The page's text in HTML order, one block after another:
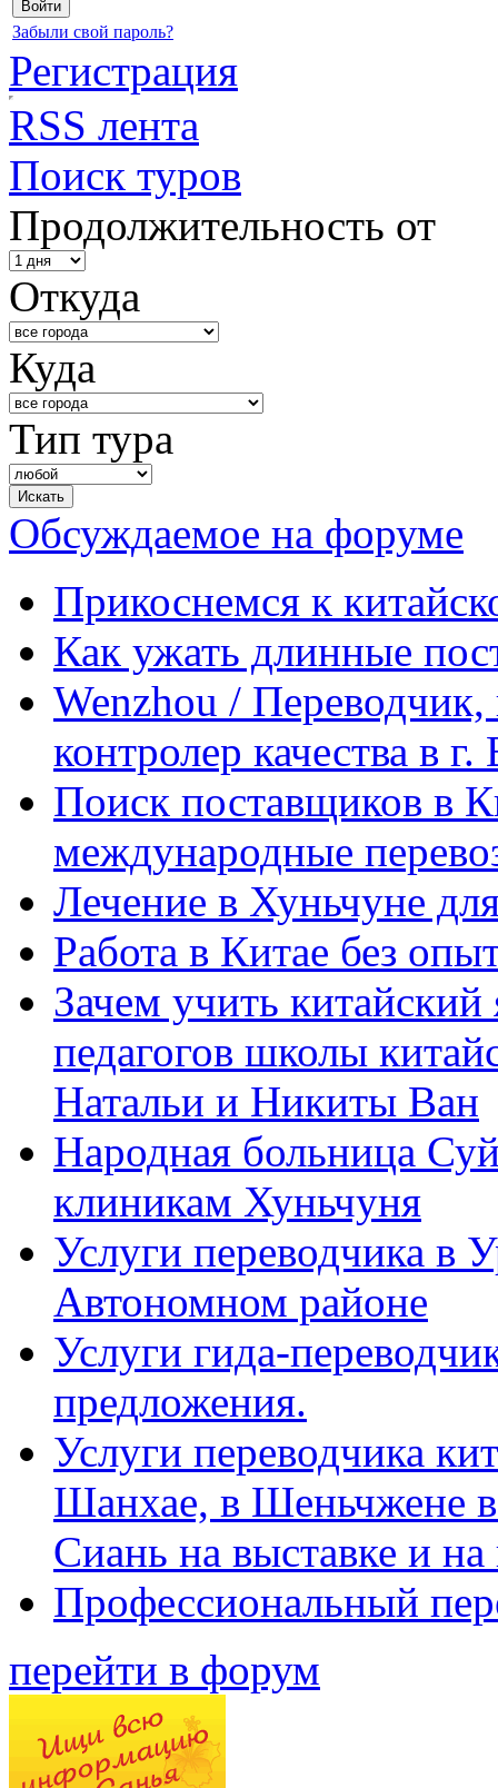
Забыли свой пароль?
Регистрация
RSS лента
Поиск туров
Продолжительность от
Откуда
Куда
Тип тура
Обсуждаемое на форуме
Прикоснемся к
Как ужать длинные
Wenzhou / Переводчик,
контролер качества в
Поиск поставщиков в
международные
Лечение в Хуньчуне
Работа в Китае без
Зачем учить
педагогов школы
Натальи и Никиты Ван
Народная больница
клиникам Хуньчуня
Услуги переводчика в
Автономном районе
Услуги гида-
предложения.
Услуги переводчика
Шанхае, в Шеньчжене
Сиань на выставке и
Профессиональный
перейти в форум